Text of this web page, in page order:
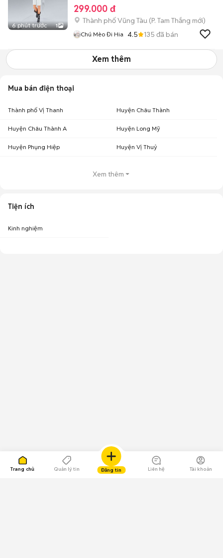
Trang chủ Quản lý tin Đăng tin Liên hệ Tài khoản
6 phút trước 1
299.000 đ
Thành phố Vũng Tàu (P. Tam Thắng mới)
Chú Mèo Đi Hia 4.5 135 đã bán
Xem thêm
Mua bán điện thoại
Thành phố Vị Thanh Huyện Châu Thành
Huyện Châu Thành A Huyện Long Mỹ
Huyện Phụng Hiệp Huyện Vị Thuỷ
Xem thêm
Tiện ích
Kinh nghiệm